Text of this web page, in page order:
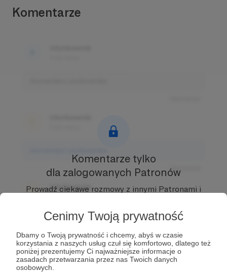
Cenimy Twoją prywatność
Dbamy o Twoją prywatność i chcemy, abyś w czasie
korzystania z naszych usług czuł się komfortowo, dlatego też
poniżej prezentujemy Ci najważniejsze informacje o
zasadach przetwarzania przez nas Twoich danych
osobowych.
Komentarze
Odpowiedz
Użytkownik
Komentarz użytkownika
Odpowiedz
Użytkownik
3 dni temu
Komentarze tylko
dla zalogowanych Patronów
Prowadź ciekawe rozmowy z innymi Patronami i
Zostań Patronem